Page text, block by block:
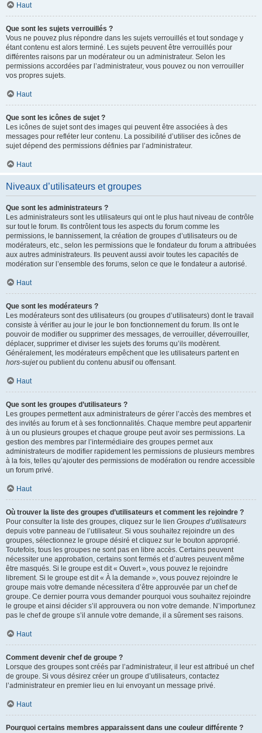
Haut
Que sont les sujets verrouillés ?
Vous ne pouvez plus répondre dans les sujets verrouillés et tout sondage y
étant contenu est alors terminé. Les sujets peuvent être verrouillés pour
différentes raisons par un modérateur ou un administrateur. Selon les
permissions accordées par l’administrateur, vous pouvez ou non verrouiller
vos propres sujets.
Haut
Que sont les icônes de sujet ?
Les icônes de sujet sont des images qui peuvent être associées à des
messages pour refléter leur contenu. La possibilité d’utiliser des icônes de
sujet dépend des permissions définies par l’administrateur.
Haut
Niveaux d’utilisateurs et groupes
Que sont les administrateurs ?
Les administrateurs sont les utilisateurs qui ont le plus haut niveau de contrôle
sur tout le forum. Ils contrôlent tous les aspects du forum comme les
permissions, le bannissement, la création de groupes d’utilisateurs ou de
modérateurs, etc., selon les permissions que le fondateur du forum a attribuées
aux autres administrateurs. Ils peuvent aussi avoir toutes les capacités de
modération sur l’ensemble des forums, selon ce que le fondateur a autorisé.
Haut
Que sont les modérateurs ?
Les modérateurs sont des utilisateurs (ou groupes d’utilisateurs) dont le travail
consiste à vérifier au jour le jour le bon fonctionnement du forum. Ils ont le
pouvoir de modifier ou supprimer des messages, de verrouiller, déverrouiller,
déplacer, supprimer et diviser les sujets des forums qu’ils modèrent.
Généralement, les modérateurs empêchent que les utilisateurs partent en
hors-sujetou publient du contenu abusif ou offensant.
Haut
Que sont les groupes d’utilisateurs ?
Les groupes permettent aux administrateurs de gérer l’accès des membres et
des invités au forum et à ses fonctionnalités. Chaque membre peut appartenir
à un ou plusieurs groupes et chaque groupe peut avoir ses permissions. La
gestion des membres par l’intermédiaire des groupes permet aux
administrateurs de modifier rapidement les permissions de plusieurs membres
à la fois, telles qu’ajouter des permissions de modération ou rendre accessible
un forum privé.
Haut
Où trouver la liste des groupes d’utilisateurs et comment les rejoindre ?
Pour consulter la liste des groupes, cliquez sur le lien Groupes d’utilisateurs
depuis votre panneau de l’utilisateur. Si vous souhaitez rejoindre un des
groupes, sélectionnez le groupe désiré et cliquez sur le bouton approprié.
Toutefois, tous les groupes ne sont pas en libre accès. Certains peuvent
nécessiter une approbation, certains sont fermés et d’autres peuvent même
être masqués. Si le groupe est dit « Ouvert », vous pouvez le rejoindre
librement. Si le groupe est dit « À la demande », vous pouvez rejoindre le
groupe mais votre demande nécessitera d’être approuvée par un chef de
groupe. Ce dernier pourra vous demander pourquoi vous souhaitez rejoindre
le groupe et ainsi décider s’il approuvera ou non votre demande. N’importunez
pas le chef de groupe s’il annule votre demande, il a sûrement ses raisons.
Haut
Comment devenir chef de groupe ?
Lorsque des groupes sont créés par l’administrateur, il leur est attribué un chef
de groupe. Si vous désirez créer un groupe d’utilisateurs, contactez
l’administrateur en premier lieu en lui envoyant un message privé.
Haut
Pourquoi certains membres apparaissent dans une couleur différente ?